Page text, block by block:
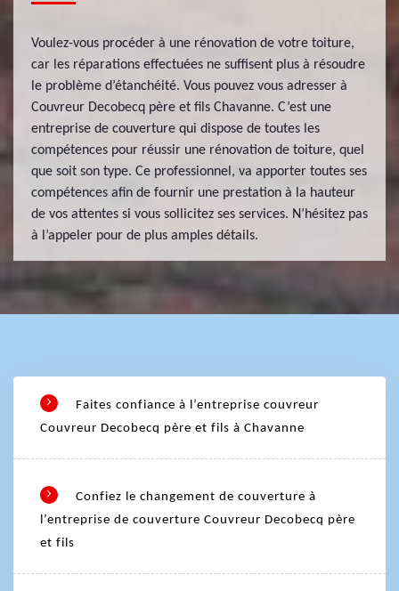
Voulez-vous procéder à une rénovation de votre toiture,
car les réparations effectuées ne suffisent plus à résoudre
le problème d’étanchéité. Vous pouvez vous adresser à
Couvreur Decobecq père et fils Chavanne. C’est une
entreprise de couverture qui dispose de toutes les
compétences pour réussir une rénovation de toiture, quel
que soit son type. Ce professionnel, va apporter toutes ses
compétences afin de fournir une prestation à la hauteur
de vos attentes si vous sollicitez ses services. N’hésitez pas
à l’appeler pour de plus amples détails.
Faites confiance à l’entreprise couvreur
Couvreur Decobecq père et fils à Chavanne
Confiez le changement de couverture à
l’entreprise de couverture Couvreur Decobecq père
et fils